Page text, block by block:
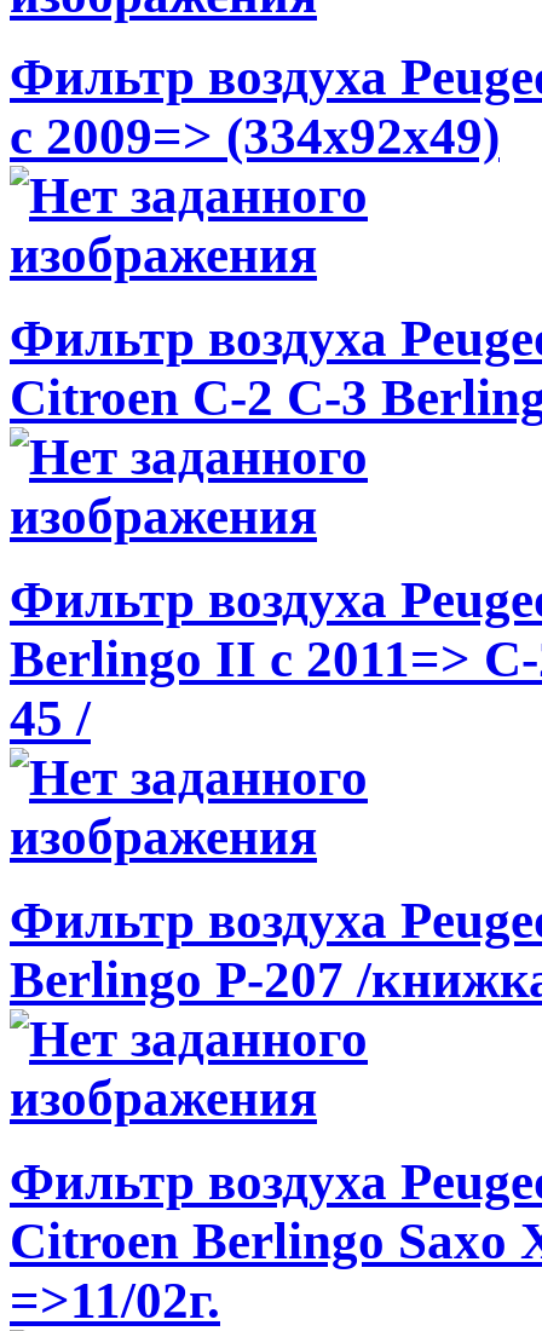
Фильтр воздуха
c 2009=> (334x92x49)
Фильтр воздуха
Citroen C-2 C-3
Фильтр воздуха
Berlingo II c 2011=>
45 /
Фильтр воздуха
Berlingo P-207 /
Фильтр воздуха
Citroen Berlingo Saxo
=>11/02г.